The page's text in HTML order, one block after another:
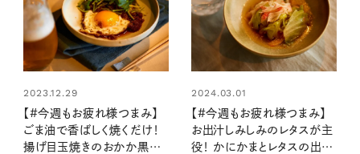
2023.12.29
【#今週もお疲れ様つまみ】
ごま油で香ばしく焼くだけ！
揚げ目玉焼きのおかか黒酢
2024.03.01
【#今週もお疲れ様つまみ】
お出汁しみしみのレタスが主
役！ かにかまとレタスの出汁